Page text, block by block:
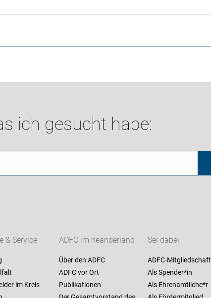
ich gesucht habe:
& Service
im Kreis
ADFC im neanderland
Über den ADFC
ADFC vor Ort
Publikationen
Sei dabei
ADFC-Mitgliedschaft
Als Spender*in
Als Ehrenamtliche*r